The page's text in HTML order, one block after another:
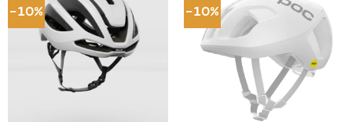
-10%
Adicionar
à lista de
desejos
-10%
Adicionar
à lista de
desejos